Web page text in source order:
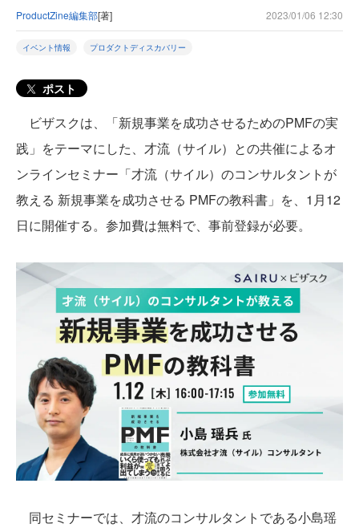
ProductZine編集部[著] 2023/01/06 12:30
イベント情報 プロダクトディスカバリー
ポスト
ビザスクは、「新規事業を成功させるためのPMFの実
践」をテーマにした、才流（サイル）との共催によるオ
ンラインセミナー「才流（サイル）のコンサルタントが
教える 新規事業を成功させる PMFの教科書」を、1月12
日に開催する。参加費は無料で、事前登録が必要。
同セミナーでは、才流のコンサルタントである小島瑶